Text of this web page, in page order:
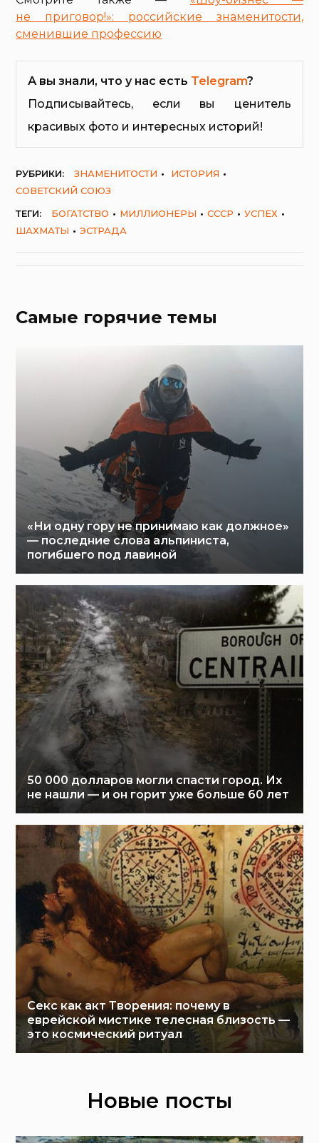
не приговор!»: российские знаменитости,
сменившие профессию
А вы знали, что у нас есть Telegram?
Подписывайтесь, если вы ценитель
красивых фото и интересных историй!
РУБРИКИ: ЗНАМЕНИТОСТИ
ИСТОРИЯ
СОВЕТСКИЙ СОЮЗ
ТЕГИ:
БОГАТСТВО МИЛЛИОНЕРЫ СССР
УСПЕХ
ШАХМАТЫ
ЭСТРАДА
Самые горячие темы
«Ни одну гору не принимаю как должное»
— последние слова альпиниста,
погибшего под лавиной
50 000 долларов могли спасти город. Их
не нашли — и он горит уже больше 60 лет
Секс как акт Творения: почему в
еврейской мистике телесная близость —
это космический ритуал
Новые посты